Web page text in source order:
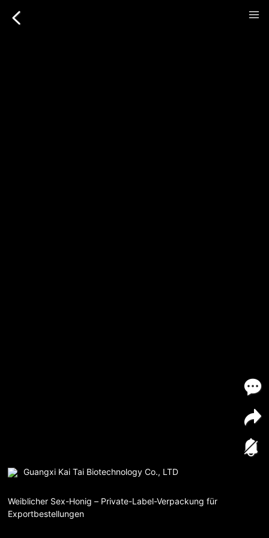
Guangxi Kai Tai Biotechnology Co., LTD
Weiblicher Sex-Honig – Private-Label-Verpackung für
Exportbestellungen